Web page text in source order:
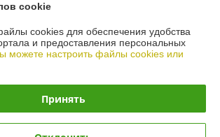
ООО «Эко Гарден»
ЕГР: 692160049
Минский облисполком
cookie
cookies для обеспечения удобства
и предоставления персональных
можете настроить файлы cookies или
Принять